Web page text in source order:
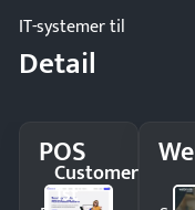
IT-systemer til
Detail
POS
Customer
1st